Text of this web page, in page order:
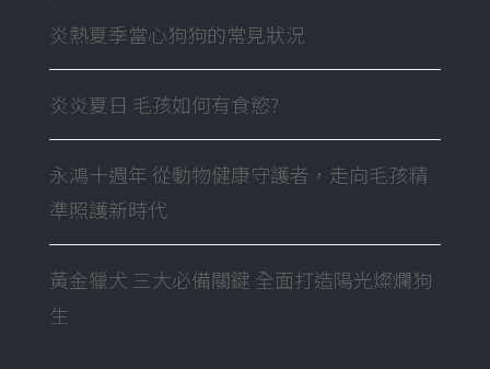
炎熱夏季當心狗狗的常見狀況
炎炎夏日 毛孩如何有食慾?
永鴻十週年 從動物健康守護者，走向毛孩精
準照護新時代
黃金獵犬 三大必備關鍵 全面打造陽光燦爛狗
生